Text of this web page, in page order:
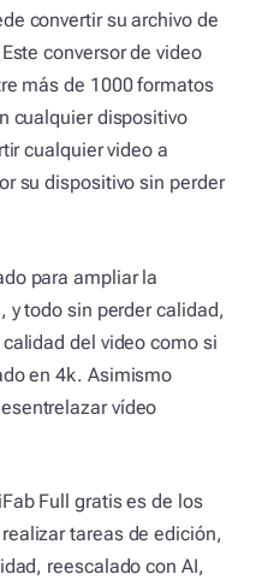
convertir su archivo de
conversor de video
más de 1000 formatos
cualquier dispositivo
cualquier video a
su dispositivo sin perder
para ampliar la
y todo sin perder calidad,
del video como si
en 4k. Asimismo
vídeo
Full gratis es de los
tareas de edición,
reescalado con AI,